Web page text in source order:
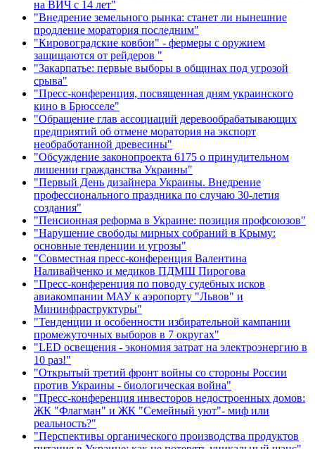
на ВИЧ с 14 лет"
"Внедрение земельного рынка: станет ли нынешние
продление моратория последним"
"Кировоградские ковбои" - фермеры с оружием
защищаются от рейдеров "
"Закарпатье: первые выборы в общинах под угрозой
срыва"
"Пресс-конференция, посвященная дням украинского
кино в Брюсселе"
"Обращение глав ассоциаций деревообрабатывающих
предприятий об отмене моратория на экспорт
необработанной древесины"
"Обсуждение законопроекта 6175 о принудительном
лишении гражданства Украины"
"Первый День дизайнера Украины. Внедрение
профессионального праздника по случаю 30-летия
создания"
"Пенсионная реформа в Украине: позиция профсоюзов"
"Нарушение свободы мирных собраний в Крыму:
основные тенденции и угрозы"
"Совместная пресс-конференция Валентина
Наливайченко и медиков ПДМШ Пирогова
"Пресс-конференция по поводу судебных исков
авиакомпании МАУ к аэропорту "Львов" и
Мининфраструктуры"
"Тенденции и особенности избирательной кампании
промежуточных выборов в 7 округах"
"LED освещения - экономия затрат на электроэнергию в
10 раз!"
"Открытый третий фронт войны со стороны России
против Украины - биологическая война"
"Пресс-конференция инвесторов недостроенных домов:
ЖК "Флагман" и ЖК "Семейный уют"- миф или
реальность?"
"Перспективы органического производства продуктов